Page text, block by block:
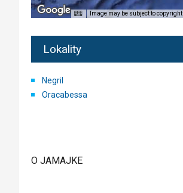
Image may be subject to copyright
Lokality
Negril
Oracabessa
O JAMAJKE